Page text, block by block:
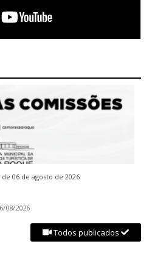
06 de agosto de 2026
08/2026
Todos publicados